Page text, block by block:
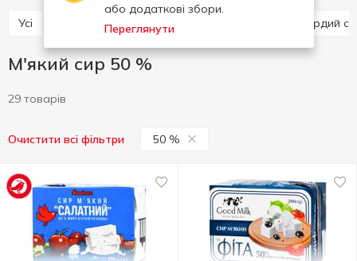
або додаткові збори.
Переглянути
Усі Твердий сир Напівтвердий
М'який сир 50 %
29 товарів
Очистити всі фільтри 50 %